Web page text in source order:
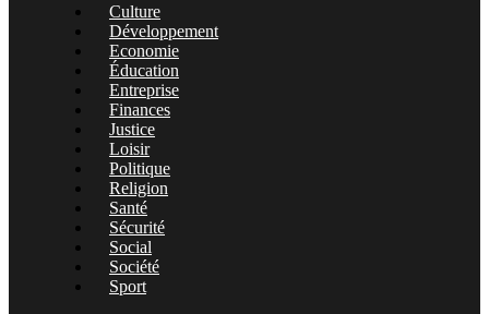
Culture
Développement
Economie
Éducation
Entreprise
Finances
Justice
Loisir
Politique
Religion
Santé
Sécurité
Social
Société
Sport